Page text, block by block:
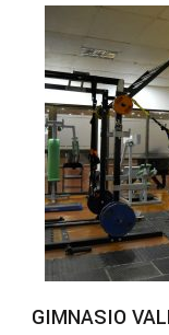
GIMNASIO